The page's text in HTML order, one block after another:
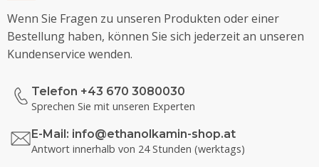
Wenn Sie Fragen zu unseren Produkten oder einer
Bestellung haben, können Sie sich jederzeit an unseren
Kundenservice wenden.
Telefon +43 670 3080030
Sprechen Sie mit unseren Experten
E-Mail: info@ethanolkamin-shop.at
Antwort innerhalb von 24 Stunden (werktags)